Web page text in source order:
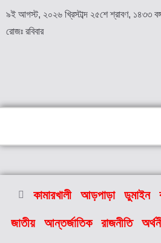
৯ই আগস্ট, ২০২৬ খ্রিস্টাব্দ ২৫শে শ্রাবণ, ১৪৩৩
রোজঃ রবিবার
কামারখালী আড়পাড়া ডুমাইন
জাতীয় আন্তর্জাতিক রাজনীতি